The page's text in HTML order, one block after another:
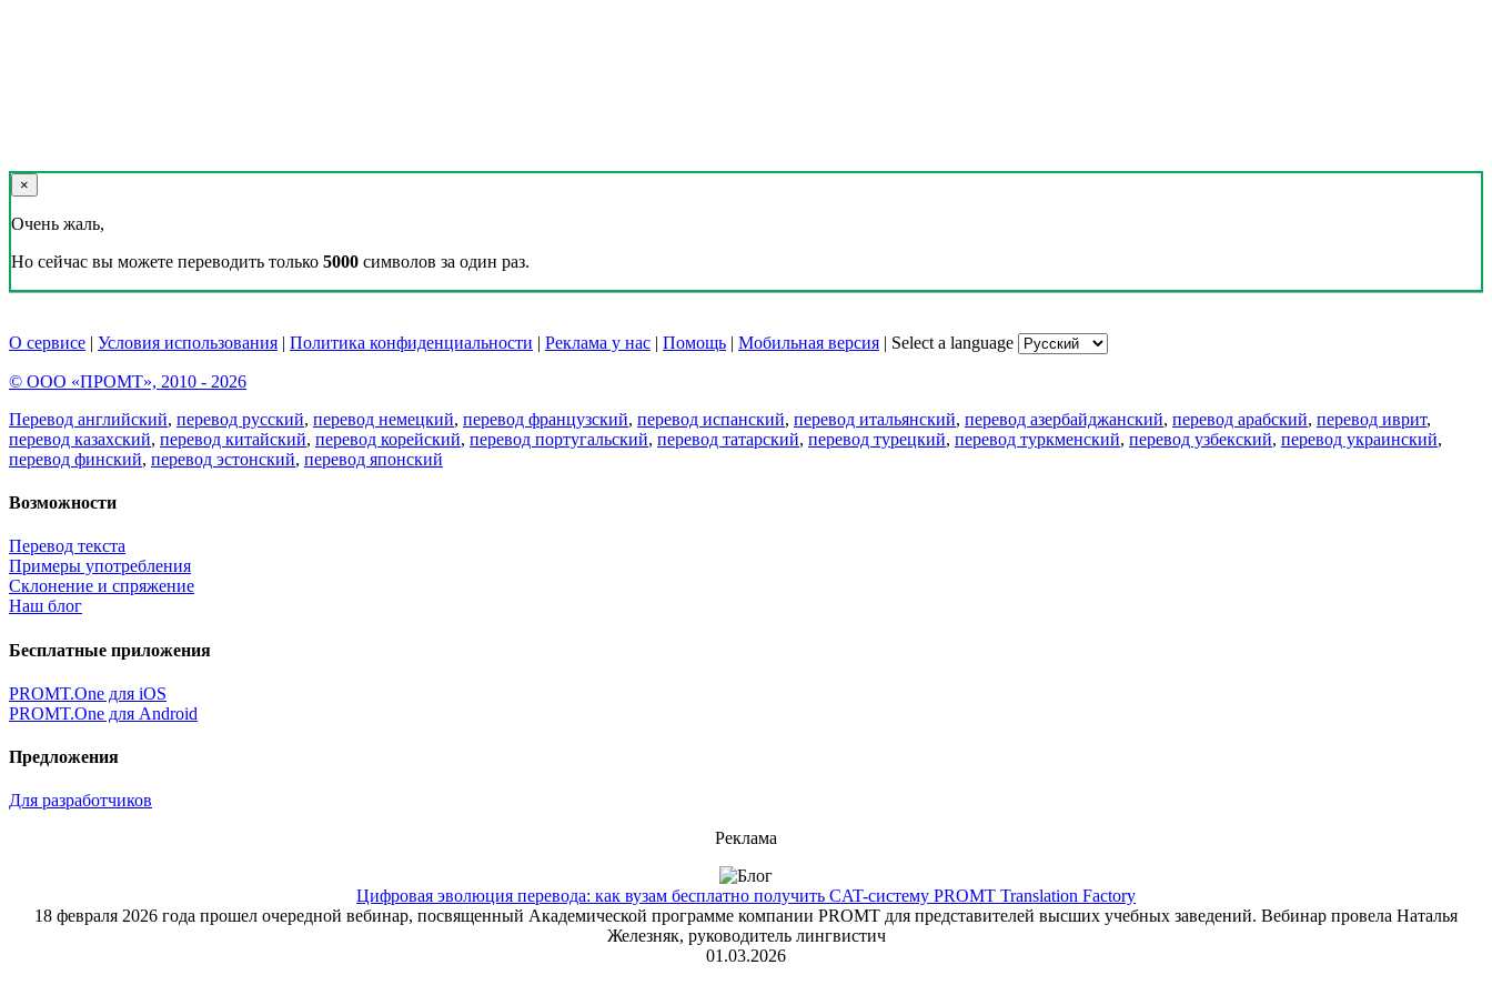
×
Очень жаль,
Но сейчас вы можете переводить только 5000 символов за один раз.
О сервисе | Условия использования | Политика конфиденциальности | Реклама у нас | Помощь | Мобильная версия | Select a language
© ООО «ПРОМТ», 2010 - 2026
Перевод английский, перевод русский, перевод немецкий, перевод французский, перевод испанский, перевод итальянский, перевод азербайджанский, перевод арабский, перевод иврит,
перевод казахский, перевод китайский, перевод корейский, перевод португальский, перевод татарский, перевод турецкий, перевод туркменский, перевод узбекский, перевод украинский,
перевод финский, перевод эстонский, перевод японский
Возможности
Перевод текста
Примеры употребления
Склонение и спряжение
Наш блог
Бесплатные приложения
PROMT.One для iOS
PROMT.One для Android
Предложения
Для разработчиков
Реклама
Цифровая эволюция перевода: как вузам бесплатно получить CAT-систему PROMT Translation Factory
18 февраля 2026 года прошел очередной вебинар, посвященный Академической программе компании PROMT для представителей высших учебных заведений. Вебинар провела Наталья
Железняк, руководитель лингвистич
01.03.2026